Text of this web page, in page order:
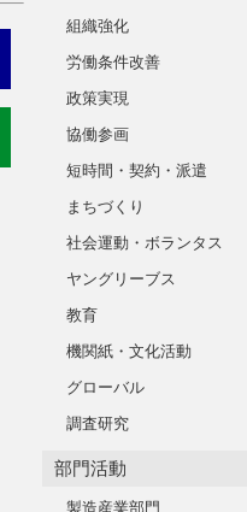
組織強化
労働条件改善
政策実現
協働参画
短時間・契約・派遣
まちづくり
社会運動・ボランタス
ヤングリーブス
教育
機関紙・文化活動
グローバル
調査研究
部門活動
製造産業部門